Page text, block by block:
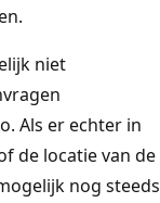
niet
Als er echter in
de locatie van de
nog steeds